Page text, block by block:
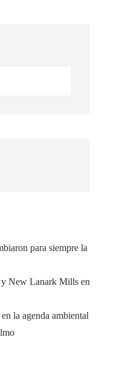
para siempre la
New Lanark Mills en
la agenda ambiental